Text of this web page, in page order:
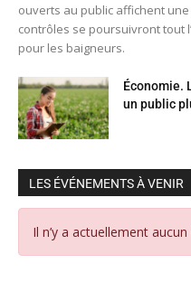
ouverts au public affichent
contrôles se poursuivront tout
pour les baigneurs.
Économie.
un public
LES ÉVÉNEMENTS À VENIR
Il n’y a actuellement